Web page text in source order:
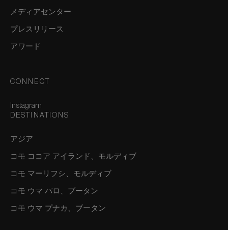
メディアセンター
プレスリリース
アワード
CONNECT
Instagram
DESTINATIONS
アジア
コモ ココア アイランド、モルディブ
コモ マーリフシ、モルディブ
コモ ウマ パロ、ブータン
コモ ウマ プナカ、ブータン